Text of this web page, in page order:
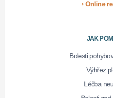
› Online
JAK
Bolesti
Výhřez
Léčba